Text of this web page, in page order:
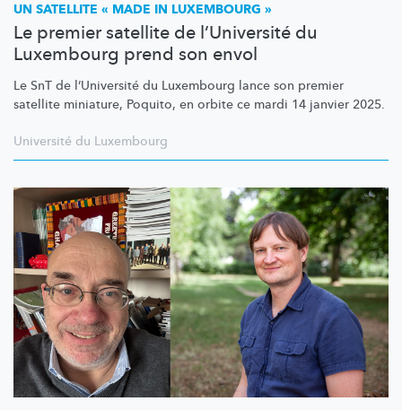
UN SATELLITE « MADE IN LUXEMBOURG »
Le premier satellite de l’Université du
Luxembourg prend son envol
Le SnT de l’Université du Luxembourg lance son premier
satellite miniature, Poquito, en orbite ce mardi 14 janvier 2025.
Université du Luxembourg